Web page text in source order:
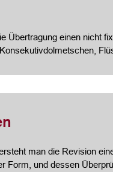
Übertragung einen nicht
man die Revision
Form, und dessen